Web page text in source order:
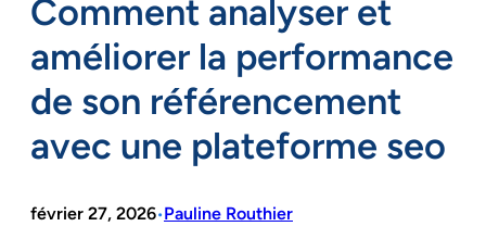
Comment analyser et
améliorer la performance
de son référencement
avec une plateforme seo
février 27, 2026•Pauline Routhier